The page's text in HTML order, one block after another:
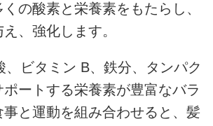
の酸素と栄養素をもたらし、
、強化します。
、ビタミン B、鉄分、タンパク
ートする栄養素が豊富なバラ
事と運動を組み合わせると、髪